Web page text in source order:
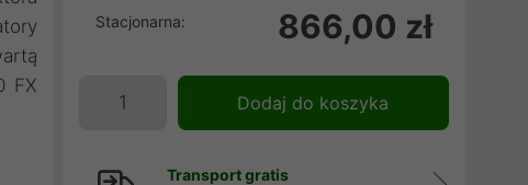
FX
Stacjonarna: 866,00 zł
Dodaj do koszyka
Transport gratis